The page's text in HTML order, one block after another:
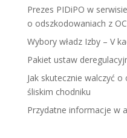
Prezes PIDiPO w
o odszkodowaniach z OC
Wybory władz Izby – V
Pakiet ustaw
Jak skutecznie walczyć
śliskim chodniku
Przydatne informacje w